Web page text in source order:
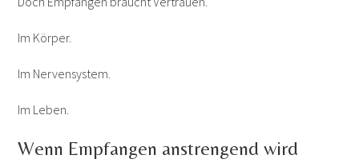
Im Körper.
Im Nervensystem.
Im Leben.
Wenn Empfangen anstrengend wird